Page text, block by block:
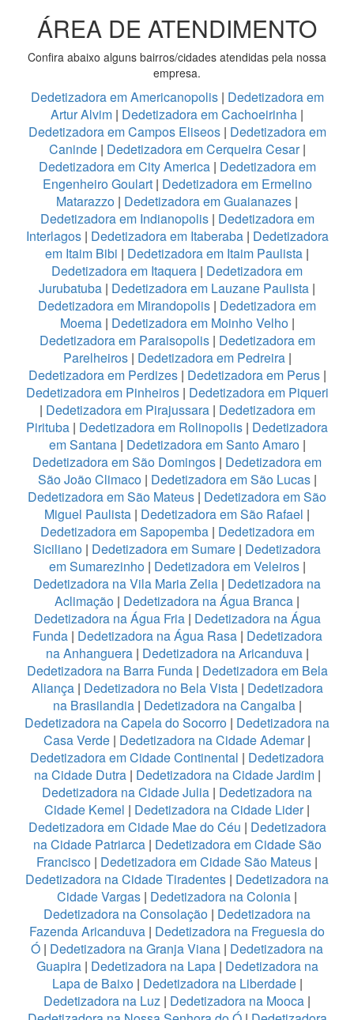
ÁREA DE ATENDIMENTO
Confira abaixo alguns bairros/cidades atendidas pela nossa
empresa.
Dedetizadora em Americanopolis | Dedetizadora em
Artur Alvim | Dedetizadora em Cachoeirinha |
Dedetizadora em Campos Eliseos | Dedetizadora em
Caninde| Dedetizadora em Cerqueira Cesar|
Dedetizadora em City America | Dedetizadora em
Engenheiro Goulart | Dedetizadora em Ermelino
Matarazzo | Dedetizadora em Guaianazes |
Dedetizadora em Indianopolis| Dedetizadora em
Interlagos| Dedetizadora em Itaberaba| Dedetizadora
em Itaim Bibi | Dedetizadora em Itaim Paulista |
Dedetizadora em Itaquera | Dedetizadora em
Jurubatuba | Dedetizadora em Lauzane Paulista |
Dedetizadora em Mirandopolis | Dedetizadora em
Moema| Dedetizadora em Moinho Velho |
Dedetizadora em Paraisopolis| Dedetizadora em
Parelheiros| Dedetizadora em Pedreira|
Dedetizadora em Perdizes| Dedetizadora em Perus|
Dedetizadora em Pinheiros| Dedetizadora em Piqueri
| Dedetizadora em Pirajussara| Dedetizadora em
Pirituba | Dedetizadora em Rolinopolis | Dedetizadora
em Santana| Dedetizadora em Santo Amaro|
Dedetizadora em São Domingos | Dedetizadora em
São João Climaco| Dedetizadora em São Lucas|
Dedetizadora em São Mateus | Dedetizadora em São
Miguel Paulista | Dedetizadora em São Rafael |
Dedetizadora em Sapopemba | Dedetizadora em
Siciliano | Dedetizadora em Sumare | Dedetizadora
em Sumarezinho| Dedetizadora em Veleiros|
Dedetizadora na Vila Maria Zelia | Dedetizadora na
Aclimação | Dedetizadora na Água Branca |
Dedetizadora na Água Fria| Dedetizadora na Água
Funda| Dedetizadora na Água Rasa | Dedetizadora
na Anhanguera| Dedetizadora na Aricanduva|
Dedetizadora na Barra Funda | Dedetizadora em Bela
Aliança | Dedetizadora no Bela Vista| Dedetizadora
na Brasilandia| Dedetizadora na Cangaiba|
Dedetizadora na Capela do Socorro | Dedetizadora na
Casa Verde | Dedetizadora na Cidade Ademar|
Dedetizadora em Cidade Continental | Dedetizadora
na Cidade Dutra | Dedetizadora na Cidade Jardim|
Dedetizadora na Cidade Julia | Dedetizadora na
Cidade Kemel | Dedetizadora na Cidade Lider|
Dedetizadora em Cidade Mae do Céu | Dedetizadora
na Cidade Patriarca| Dedetizadora em Cidade São
Francisco | Dedetizadora em Cidade São Mateus |
Dedetizadora na Cidade Tiradentes | Dedetizadora na
Cidade Vargas | Dedetizadora na Colonia |
Dedetizadora na Consolação | Dedetizadora na
Fazenda Aricanduva | Dedetizadora na Freguesia do
Ó | Dedetizadora na Granja Viana | Dedetizadora na
Guapira| Dedetizadora na Lapa| Dedetizadora na
Lapa de Baixo | Dedetizadora na Liberdade |
Dedetizadora na Luz | Dedetizadora na Mooca |